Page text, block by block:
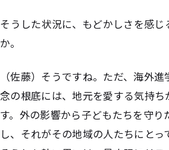
――そうした状況に、もどかしさを感
か。
（佐藤）そうですね。ただ、海外
念の根底には、地元を愛する気持ち
す。外の影響から子どもたちを守り
し、それがその地域の人たちにとっ